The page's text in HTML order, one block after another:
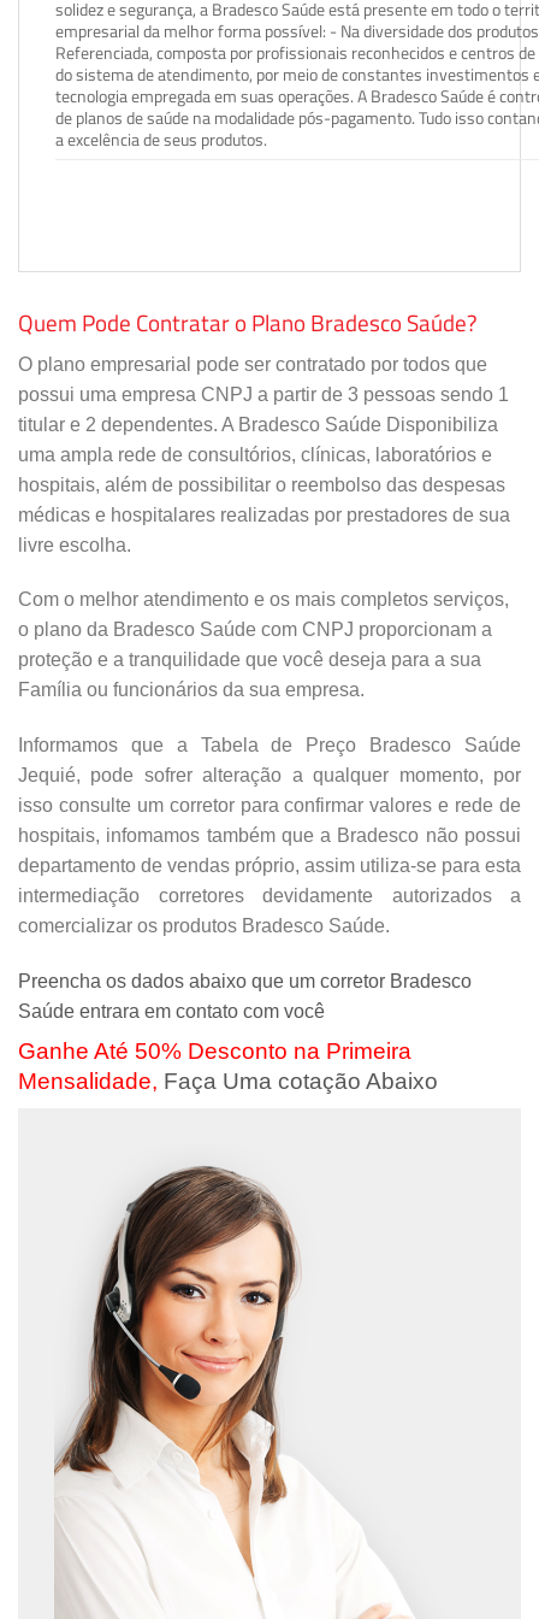
solidez e segurança, a Bradesco Saúde está presente em todo o
empresarial da melhor forma possível: - Na diversidade dos
Referenciada, composta por profissionais reconhecidos e centros
do sistema de atendimento, por meio de constantes investimentos
tecnologia empregada em suas operações. A Bradesco Saúde é
de planos de saúde na modalidade pós-pagamento. Tudo isso
a excelência de seus produtos.
Quem Pode Contratar o Plano Bradesco Saúde?
O plano empresarial pode ser contratado por todos que
possui uma empresa CNPJ a partir de 3 pessoas sendo 1
titular e 2 dependentes. A Bradesco Saúde Disponibiliza
uma ampla rede de consultórios, clínicas, laboratórios e
hospitais, além de possibilitar o reembolso das despesas
médicas e hospitalares realizadas por prestadores de sua
livre escolha.
Com o melhor atendimento e os mais completos serviços,
o plano da Bradesco Saúde com CNPJ proporcionam a
proteção e a tranquilidade que você deseja para a sua
Família ou funcionários da sua empresa.
Informamos que a Tabela de Preço Bradesco Saúde
Jequié, pode sofrer alteração a qualquer momento, por
isso consulte um corretor para confirmar valores e rede de
hospitais, infomamos também que a Bradesco não possui
departamento de vendas próprio, assim utiliza-se para esta
intermediação corretores devidamente autorizados a
comercializar os produtos Bradesco Saúde.
Preencha os dados abaixo que um corretor Bradesco
Saúde entrara em contato com você
Ganhe Até 50% Desconto na Primeira
Mensalidade, Faça Uma cotação Abaixo